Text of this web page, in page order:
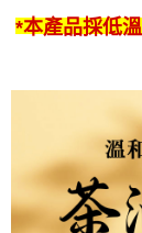
*本產品採低